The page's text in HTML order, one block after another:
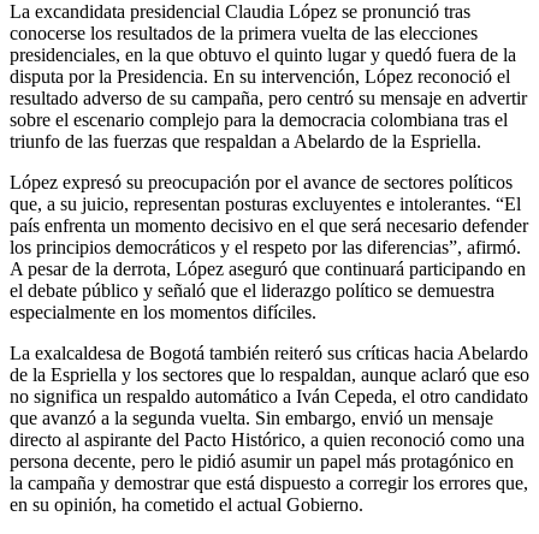
La excandidata presidencial Claudia López se pronunció tras
conocerse los resultados de la primera vuelta de las elecciones
presidenciales, en la que obtuvo el quinto lugar y quedó fuera de la
disputa por la Presidencia. En su intervención, López reconoció el
resultado adverso de su campaña, pero centró su mensaje en advertir
sobre el escenario complejo para la democracia colombiana tras el
triunfo de las fuerzas que respaldan a Abelardo de la Espriella.
López expresó su preocupación por el avance de sectores políticos
que, a su juicio, representan posturas excluyentes e intolerantes. “El
país enfrenta un momento decisivo en el que será necesario defender
los principios democráticos y el respeto por las diferencias”, afirmó.
A pesar de la derrota, López aseguró que continuará participando en
el debate público y señaló que el liderazgo político se demuestra
especialmente en los momentos difíciles.
La exalcaldesa de Bogotá también reiteró sus críticas hacia Abelardo
de la Espriella y los sectores que lo respaldan, aunque aclaró que eso
no significa un respaldo automático a Iván Cepeda, el otro candidato
que avanzó a la segunda vuelta. Sin embargo, envió un mensaje
directo al aspirante del Pacto Histórico, a quien reconoció como una
persona decente, pero le pidió asumir un papel más protagónico en
la campaña y demostrar que está dispuesto a corregir los errores que,
en su opinión, ha cometido el actual Gobierno.